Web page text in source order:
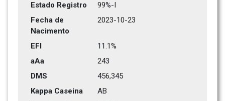
Estado Registro
99%-I
Fecha de
Nacimento
2023-10-23
EFI
11.1%
aAa
243
DMS
456,345
Kappa Caseina
AB